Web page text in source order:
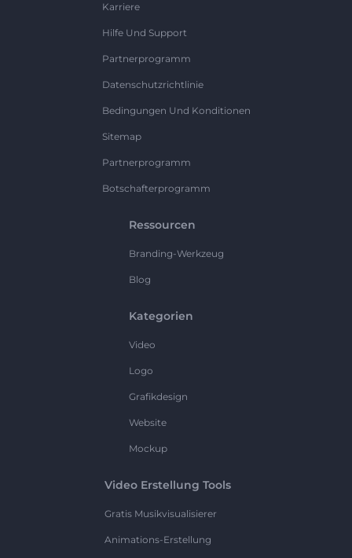
Karriere
Hilfe Und Support
Partnerprogramm
Datenschutzrichtlinie
Bedingungen Und Konditionen
Sitemap
Partnerprogramm
Botschafterprogramm
Ressourcen
Branding-Werkzeug
Blog
Kategorien
Video
Logo
Grafikdesign
Website
Mockup
Video Erstellung Tools
Gratis Musikvisualisierer
Animations-Erstellung